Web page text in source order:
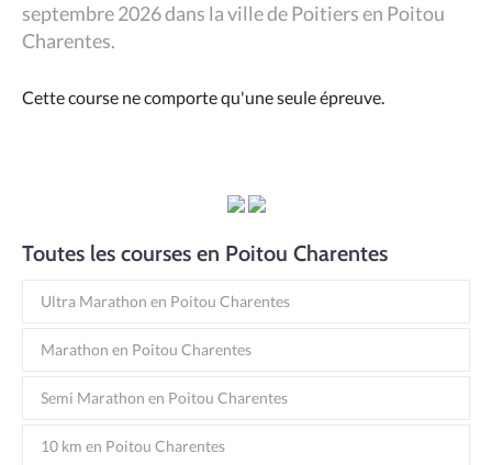
septembre 2026 dans la ville de Poitiers en Poitou
Charentes.
Cette course ne comporte qu'une seule épreuve.
Toutes les courses en Poitou Charentes
Ultra Marathon en Poitou Charentes
Marathon en Poitou Charentes
Semi Marathon en Poitou Charentes
10 km en Poitou Charentes